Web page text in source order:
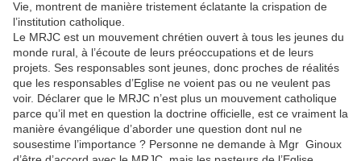
Vie, montrent de manière tristement éclatante la crispation de
l’institution catholique.
Le MRJC est un mouvement chrétien ouvert à tous les jeunes du
monde rural, à l’écoute de leurs préoccupations et de leurs
projets. Ses responsables sont jeunes, donc proches de réalités
que les responsables d’Eglise ne voient pas ou ne veulent pas
voir. Déclarer que le MRJC n’est plus un mouvement catholique
parce qu’il met en question la doctrine officielle, est ce vraiment la
manière évangélique d’aborder une question dont nul ne
sousestime l’importance ? Personne ne demande à Mgr Ginoux